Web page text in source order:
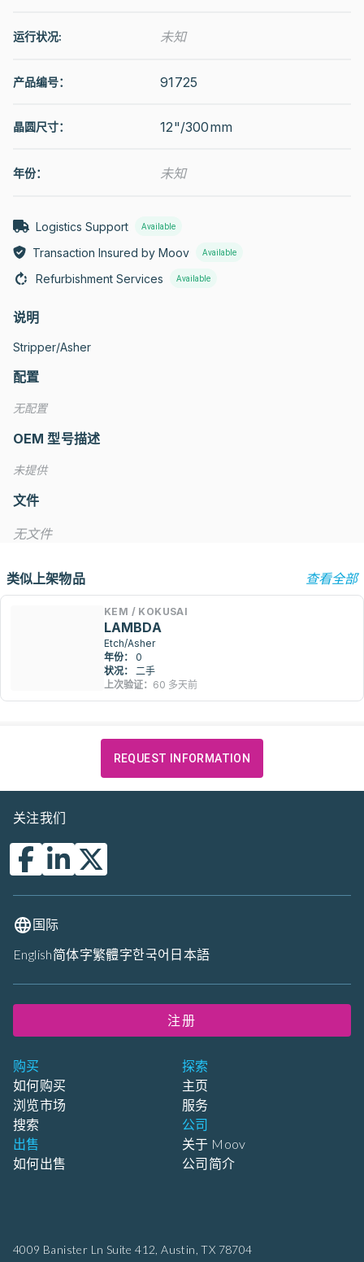
运行状况: 未知
产品编号： 91725
晶圆尺寸： 12"/300mm
年份： 未知
Logistics Support Available
Transaction Insured by Moov Available
Refurbishment Services Available
说明
Stripper/Asher
配置
无配置
OEM 型号描述
未提供
文件
无文件
类似上架物品 查看全部
KEM / KOKUSAI
LAMBDA
Etch/Asher
年份：
0
状况：
二手
上次验证： 60 多天前
REQUEST INFORMATION
4009 Banister Ln Suite 412, Austin, TX 78704
购买
如何购买
浏览市场
搜索
出售
如何出售
探索
主页
服务
公司
关于 Moov
公司简介
关注我们
国际
English简体字繁體字한국어 日本語
注册